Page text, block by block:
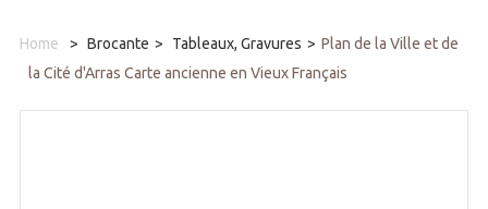
Home > Brocante > Tableaux, Gravures > Plan de la Ville et de
la Cité d'Arras Carte ancienne en Vieux Français